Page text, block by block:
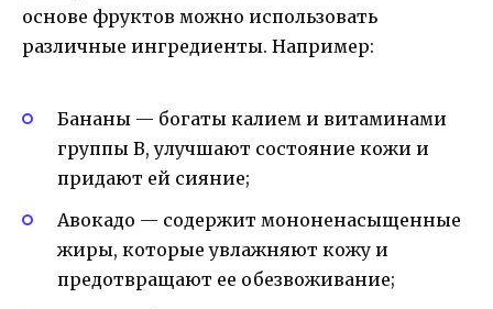
основе фруктов можно использовать
различные ингредиенты. Например:
Бананы — богаты калием и витаминами
группы В, улучшают состояние кожи и
придают ей сияние;
Авокадо — содержит мононенасыщенные
жиры, которые увлажняют кожу и
предотвращают ее обезвоживание;